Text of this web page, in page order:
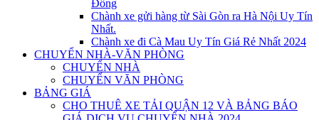
Đồng
Chành xe gửi hàng từ Sài Gòn ra Hà Nội Uy Tín
Nhất.
Chành xe đi Cà Mau Uy Tín Giá Rẻ Nhất 2024
CHUYỂN NHÀ-VĂN PHÒNG
CHUYỂN NHÀ
CHUYỂN VĂN PHÒNG
BẢNG GIÁ
CHO THUÊ XE TẢI QUẬN 12 VÀ BẢNG BÁO